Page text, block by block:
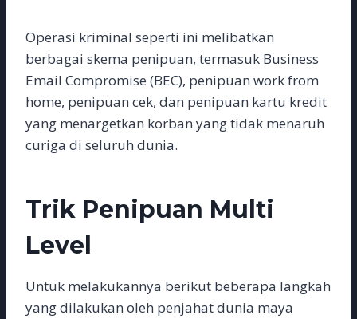
Operasi kriminal seperti ini melibatkan
berbagai skema penipuan, termasuk Business
Email Compromise (BEC), penipuan work from
home, penipuan cek, dan penipuan kartu kredit
yang menargetkan korban yang tidak menaruh
curiga di seluruh dunia.
Trik Penipuan Multi
Level
Untuk melakukannya berikut beberapa langkah
yang dilakukan oleh penjahat dunia maya